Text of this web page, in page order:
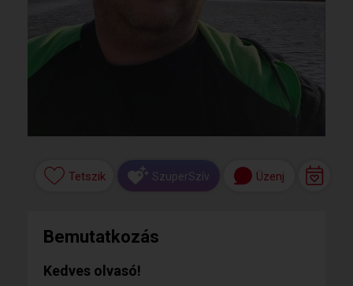
Tetszik SzuperSzív Üzenj
Bemutatkozás
Kedves olvasó!